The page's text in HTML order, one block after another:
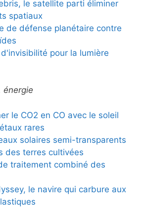
le satellite parti éliminer
spatiaux
de défense planétaire contre
pour la lumière
énergie
le CO2 en CO avec le soleil
rares
solaires semi-transparents
des terres cultivées
traitement combiné des
le navire qui carbure aux